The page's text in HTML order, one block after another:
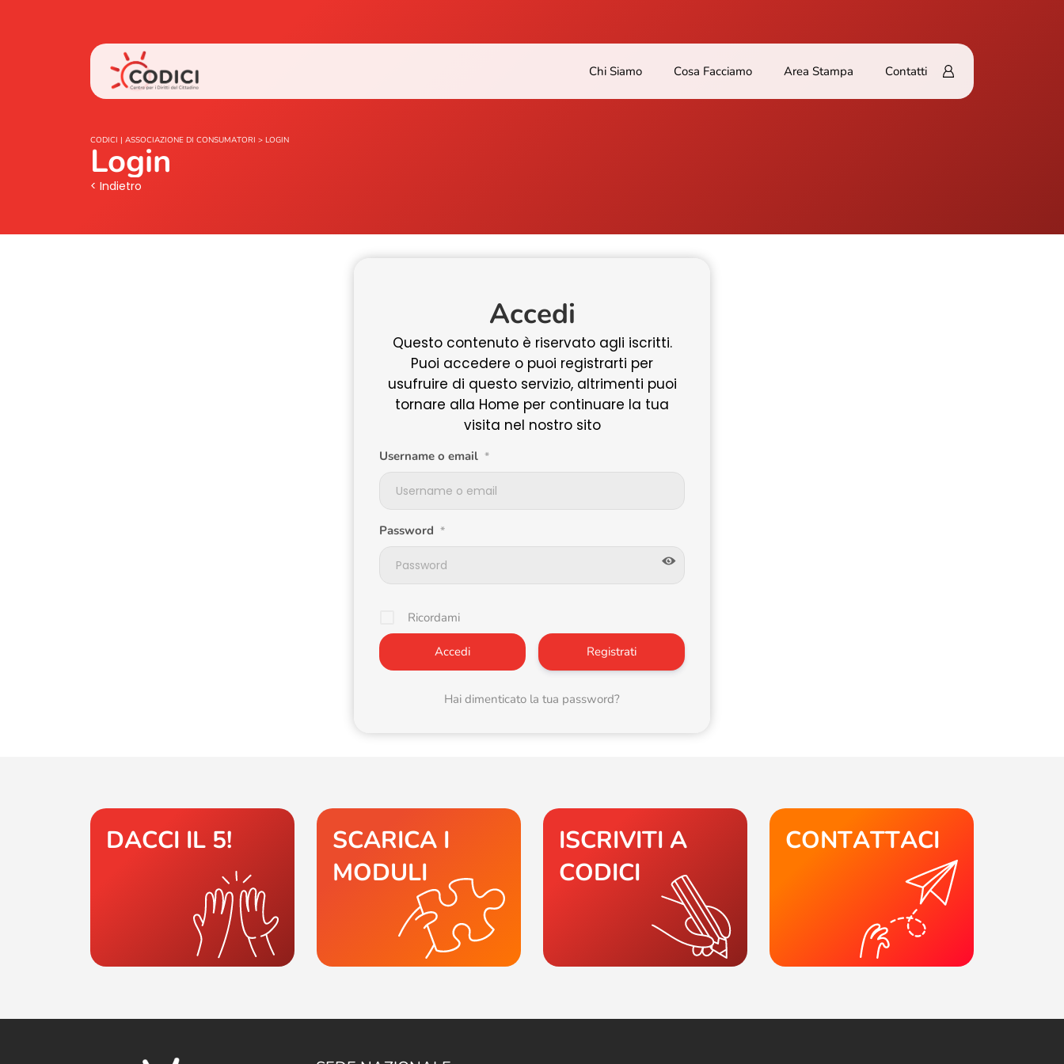
Chi Siamo Cosa Facciamo Area Stampa Contatti
CODICI | ASSOCIAZIONE DI CONSUMATORI > LOGIN
Login
< Indietro
Accedi
Questo contenuto è riservato agli iscritti.
Puoi accedere o puoi registrarti per
usufruire di questo servizio, altrimenti puoi
tornare alla Home per continuare la tua
visita nel nostro sito
Username o email *
Password *
Ricordami
Registrati
Hai dimenticato la tua password?
DACCI IL 5!
SCARICA I
MODULI
ISCRIVITI A
CODICI
CONTATTACI